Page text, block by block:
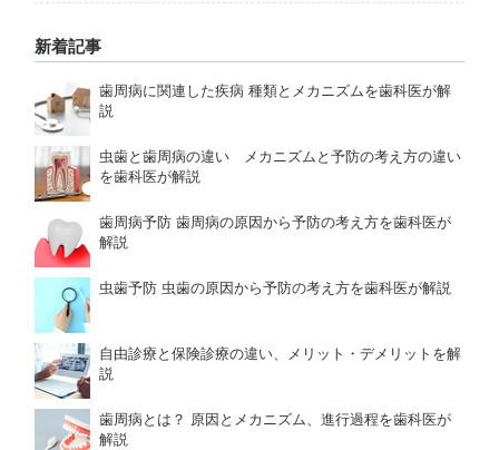
新着記事
歯周病に関連した疾病 種類とメカニズムを歯科医が解
説
虫歯と歯周病の違い メカニズムと予防の考え方の違い
を歯科医が解説
歯周病予防 歯周病の原因から予防の考え方を歯科医が
解説
虫歯予防 虫歯の原因から予防の考え方を歯科医が解説
自由診療と保険診療の違い、メリット・デメリットを解
説
歯周病とは？ 原因とメカニズム、進行過程を歯科医が
解説